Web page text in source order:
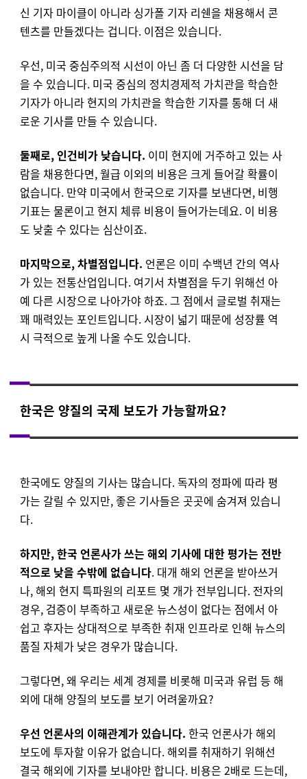
신 기자 마이클이 아니라 싱가폴 기자 리쉔을 채용해서 콘
텐츠를 만들겠다는 겁니다. 이점은 있습니다.
우선, 미국 중심주의적 시선이 아닌 좀 더 다양한 시선을 담
을 수 있습니다. 미국 중심의 정치경제적 가치관을 학습한
기자가 아니라 현지의 가치관을 학습한 기자를 통해 더 새
로운 기사를 만들 수 있습니다.
둘째로, 인건비가 낮습니다. 이미 현지에 거주하고 있는 사
람을 채용한다면, 월급 이외의 비용은 크게 들어갈 확률이
없습니다. 만약 미국에서 한국으로 기자를 보낸다면, 비행
기표는 물론이고 현지 체류 비용이 들어가는데요. 이 비용
도 낮출 수 있다는 심산이죠.
마지막으로, 차별점입니다. 언론은 이미 수백년 간의 역사
가 있는 전통산업입니다. 여기서 차별점을 두기 위해선 아
예 다른 시장으로 나아가야 하죠. 그 점에서 글로벌 취재는
꽤 매력있는 포인트입니다. 시장이 넓기 때문에 성장률 역
시 극적으로 높게 나올 수도 있습니다.
한국은 양질의 국제 보도가 가능할까요?
한국에도 양질의 기사는 많습니다. 독자의 정파에 따라 평
가는 갈릴 수 있지만, 좋은 기사들은 곳곳에 숨겨져 있습니
다.
하지만, 한국 언론사가 쓰는 해외 기사에 대한 평가는 전반
적으로 낮을 수밖에 없습니다. 대개 해외 언론을 받아쓰거
나, 해외 현지 특파원의 리포트 몇 개가 전부입니다. 전자의
경우, 검증이 부족하고 새로운 뉴스성이 없다는 점에서 아
쉽고 후자는 상대적으로 부족한 취재 인프라로 인해 뉴스의
품질 자체가 낮은 경우가 많습니다.
그렇다면, 왜 우리는 세계 경제를 비롯해 미국과 유럽 등 해
외에 대해 양질의 보도를 보기 어려울까요?
우선 언론사의 이해관계가 있습니다. 한국 언론사가 해외
보도에 투자할 이유가 없습니다. 해외를 취재하기 위해선
결국 해외에 기자를 보내야만 합니다. 비용은 2배로 드는데,